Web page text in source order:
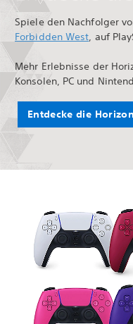
Spiele den Nachfolger
Forbidden West, auf
Mehr Erlebnisse der
Konsolen, PC und
Entdecke die